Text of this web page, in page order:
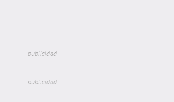
publicidad
publicidad